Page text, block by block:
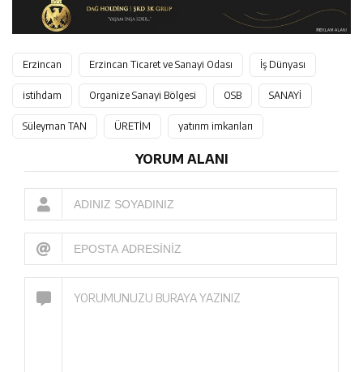
Erzincan Erzincan Ticaret ve Sanayi Odası İş Dünyası
istihdam Organize Sanayi Bölgesi OSB SANAYİ
Süleyman TAN ÜRETİM yatırım imkanları
YORUM ALANI